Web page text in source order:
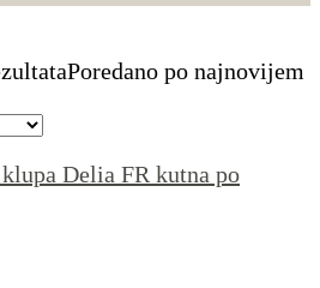
Poredano po najnovijem